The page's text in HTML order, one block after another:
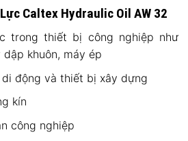
Caltex Hydraulic Oil AW 32
trong thiết bị công nghiệp như
khuôn, máy ép
động và thiết bị xây dựng
kín
công nghiệp